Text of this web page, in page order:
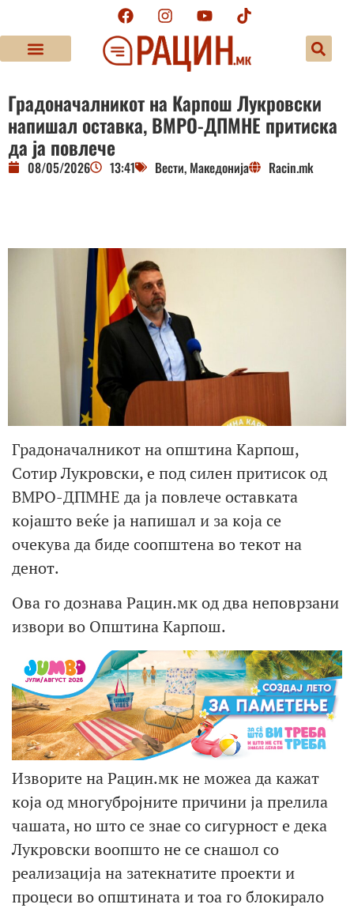
Градоначалникот на Карпош Лукровски
напишал оставка, ВМРО-ДПМНЕ притиска
да ја повлече
08/05/2026 13:41 Вести, Македонија Racin.mk
Градоначалникот на општина Карпош,
Сотир Лукровски, е под силен притисок од
ВМРО-ДПМНЕ да ја повлече оставката
којашто веќе ја напишал и за која се
очекува да биде соопштена во текот на
денот.
Ова го дознава Рацин.мк од два неповрзани
извори во Општина Карпош.
Изворите на Рацин.мк не можеа да кажат
која од многубројните причини ја прелила
чашата, но што се знае со сигурност е дека
Лукровски воопшто не се снашол со
реализација на затекнатите проекти и
процеси во општината и тоа го блокирало